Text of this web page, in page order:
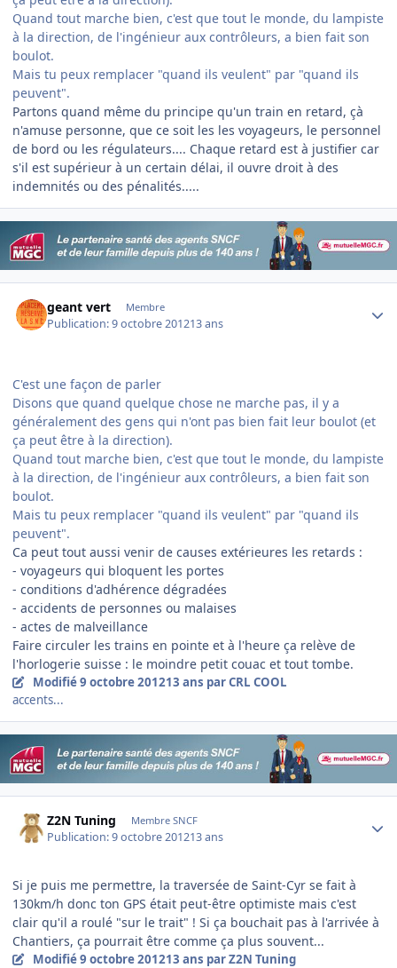
Quand tout marche bien, c'est que tout le monde, du lampiste
à la direction, de l'ingénieur aux contrôleurs, a bien fait son
boulot.
Mais tu peux remplacer "quand ils veulent" par "quand ils
peuvent".
Partons quand même du principe qu'un train en retard, çà
n'amuse personne, que ce soit les les voyageurs, le personnel
de bord ou les régulateurs.... Chaque retard est à justifier car
s'il est supérieur à un certain délai, il ouvre droit à des
indemnités ou des pénalités.....
geant vert Membre
Publication:9 octobre 201213 ans
C'est une façon de parler
Disons que quand quelque chose ne marche pas, il y a
généralement des gens qui n'ont pas bien fait leur boulot (et
ça peut être à la direction).
Quand tout marche bien, c'est que tout le monde, du lampiste
à la direction, de l'ingénieur aux contrôleurs, a bien fait son
boulot.
Mais tu peux remplacer "quand ils veulent" par "quand ils
peuvent".
Ca peut tout aussi venir de causes extérieures les retards :
- voyageurs qui bloquent les portes
- conditions d'adhérence dégradées
- accidents de personnes ou malaises
- actes de malveillance
Faire circuler les trains en pointe et à l'heure ça relève de
l'horlogerie suisse : le moindre petit couac et tout tombe.
Modifié9 octobre 201213 ans par CRL COOL
accents...
Z2N Tuning Membre SNCF
Publication:9 octobre 201213 ans
Si je puis me permettre, la traversée de Saint-Cyr se fait à
130km/h donc ton GPS était peut-être optimiste mais c'est
clair qu'il a roulé "sur le trait" ! Si ça bouchait pas à l'arrivée à
Chantiers, ça pourrait être comme ça plus souvent...
Modifié9 octobre 201213 ans par Z2N Tuning